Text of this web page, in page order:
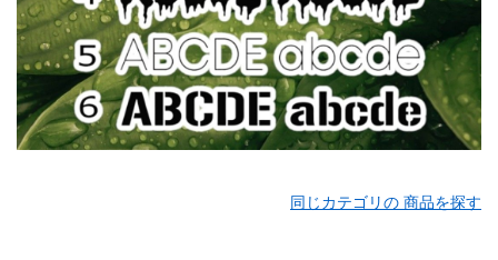
同じカテゴリの 商品を探す